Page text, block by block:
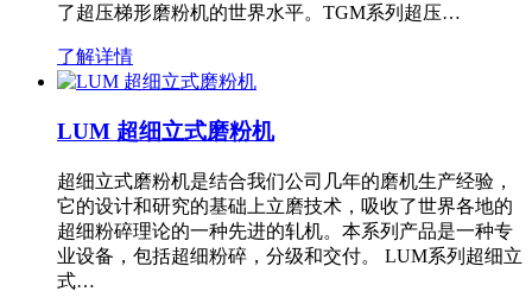
了超压梯形磨粉机的世界水平。TGM系列超压…
了解详情
LUM 超细立式磨粉机
超细立式磨粉机是结合我们公司几年的磨机生产经验，
它的设计和研究的基础上立磨技术，吸收了世界各地的
超细粉碎理论的一种先进的轧机。本系列产品是一种专
业设备，包括超细粉碎，分级和交付。 LUM系列超细立
式…